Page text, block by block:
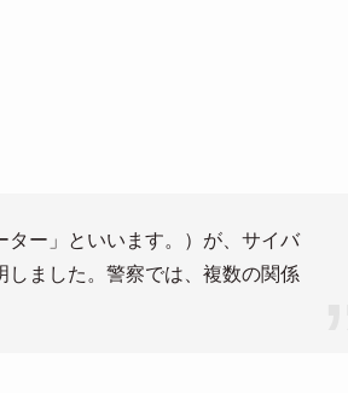
ー」といいます。）が、サイバ
ました。警察では、複数の関係